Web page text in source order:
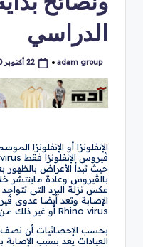
الدراسي
تمّ
بواسطة
adam group 22 أكتوبر 2020
الإنفلونزا أو الإنفلونزا
بالڤيروس وعادة ماينتشر
عكس نزلة البرد التى
الإصابة وتعد أيضا عدوى
Rhino virus أو غير ذلك من أسباب.
بحسب الإحصائيات أن
العيادات يعد بسبب الإصابة